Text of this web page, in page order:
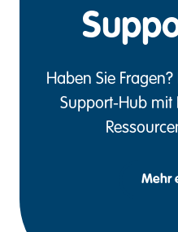
Haben Sie
Support-Hub mit
Mehr